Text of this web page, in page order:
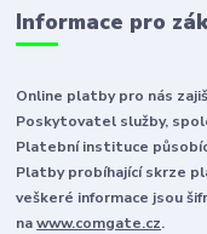
Informace pro
Online platby pro nás
Poskytovatel služby,
Platební instituce
Platby probíhající skrze
veškeré informace jsou
nawww.comgate.cz.